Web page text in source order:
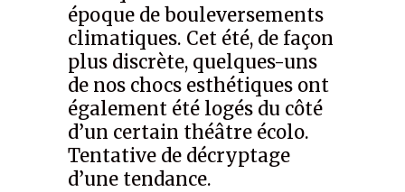
époque de bouleversements
climatiques. Cet été, de façon
plus discrète, quelques-uns
de nos chocs esthétiques ont
également été logés du côté
d’un certain théâtre écolo.
Tentative de décryptage
d’une tendance.